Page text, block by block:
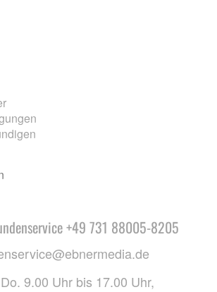
+49 731 88005-8205
9.00 Uhr bis 17.00 Uhr,